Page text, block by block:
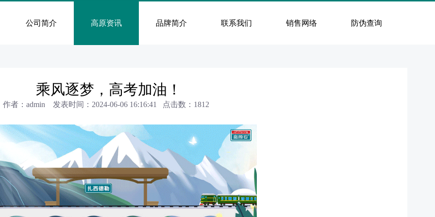
公司简介 高原资讯 品牌简介 联系我们 销售网络 防伪查询
乘风逐梦，高考加油！
作者：admin 发表时间：2024-06-06 16:16:41 点击数： 1812